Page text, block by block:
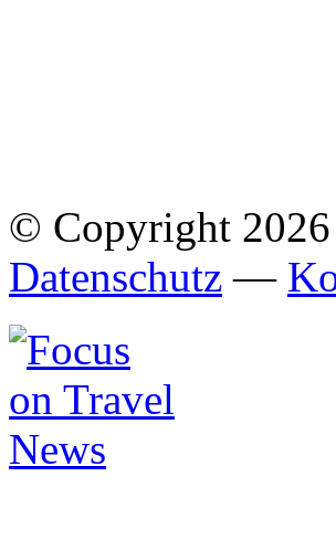
© Copyright
Datenschutz —